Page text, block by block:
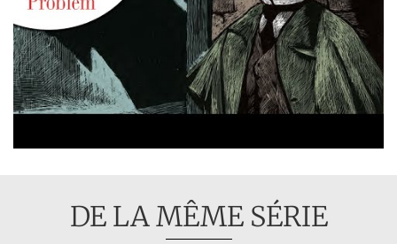
DE LA MÊME SÉRIE